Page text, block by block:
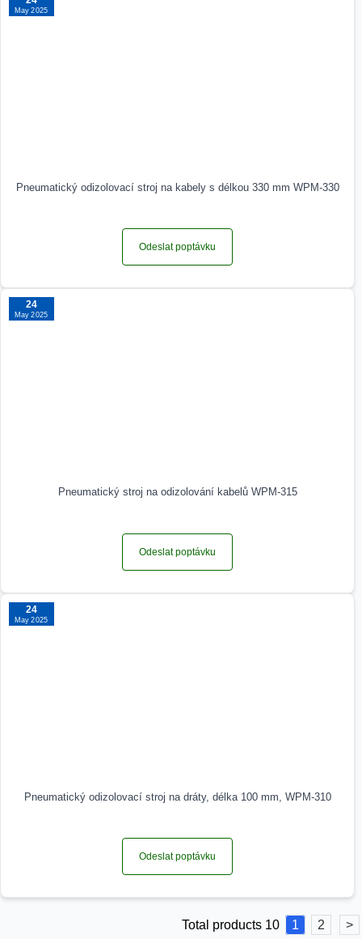
May 2025
Pneumatický odizolovací stroj na kabely s délkou 330 mm WPM-330
Odeslat poptávku
24
May 2025
Pneumatický stroj na odizolování kabelů WPM-315
Odeslat poptávku
24
May 2025
Pneumatický odizolovací stroj na dráty, délka 100 mm, WPM-310
Odeslat poptávku
Total products 10 1 2 >